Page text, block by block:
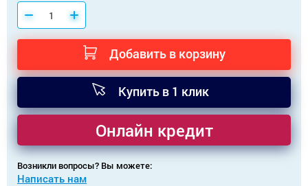
Добавить в корзину
Купить в 1 клик
Онлайн кредит
Возникли вопросы? Вы можете:
Написать нам